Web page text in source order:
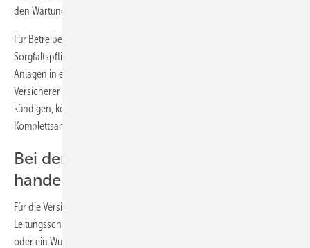
den Wartungsvertrag“).
Für Betreiber haustechnischer Anlagen ist es wichtig, dass
Sorgfaltspflichten nicht vernachlässigt werden und dass versicherte
Anlagen in einem ordnungsgemäßen Zustand gehalten werden. Damit
Versicherer das Vertragsverhältnis nach mehreren Schäden nicht
kündigen, können auch präventive Maßnahmen (z.B.
Komplettsanierung von Rohrleitungen) notwendig sein.
Bei der Sanierung nicht vorschnell
handeln
Für die Versicherer ergibt sich nur bei 15 % der gemeldeten
Leitungsschäden ein klarer Fall von Rohrbruch. Ein Muffenversatz
oder ein Wurzeleinwuchs gehören nicht dazu! Durch die zukünftigen